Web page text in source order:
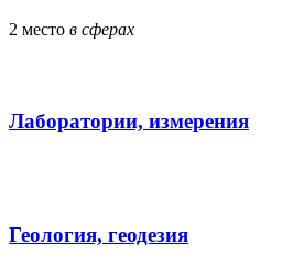
2 место в сферах
Лаборатории, измерения
Геология, геодезия